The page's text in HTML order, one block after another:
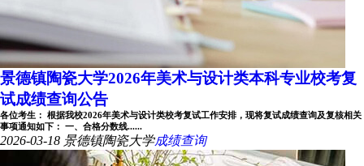
景德镇陶瓷大学2026年美术与设计类本科专业校考复
试成绩查询公告
各位考生： 根据我校2026年美术与设计类校考复试工作安排，现将复试成绩查询及复核相关
事项通知如下： 一、合格分数线......
2026-03-18 景德镇陶瓷大学成绩查询